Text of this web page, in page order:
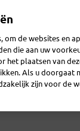
Post ontvangen
om de websites en
die aan uw
het plaatsen van
Als u doorgaat
zijn voor de